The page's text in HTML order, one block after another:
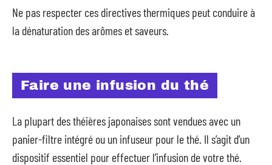
Ne pas respecter ces directives thermiques peut conduire à
la dénaturation des arômes et saveurs.
Faire une infusion du thé
La plupart des théières japonaises sont vendues avec un
panier-filtre intégré ou un infuseur pour le thé. Il s’agit d’un
dispositif essentiel pour effectuer l’infusion de votre thé.